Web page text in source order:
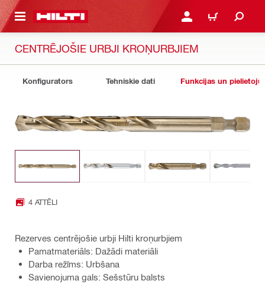
SATURU PIESLĒGTIES VAI
IEPIRKŠANĀS
CENTRĒJOŠIE URBJI KROŅURBJIEM
Konfigurators Tehniskie dati Funkcijas un
4 ATTĒLI
Rezerves centrējošie urbji Hilti kroņurbjiem
Pamatmateriāls: Dažādi materiāli
Darba režīms: Urbšana
Savienojuma gals: Sešstūru balsts